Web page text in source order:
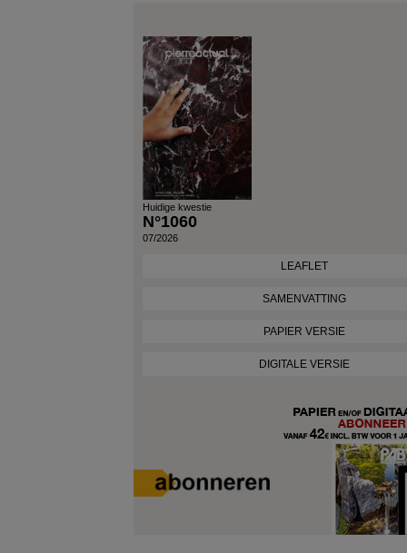
Huidige kwestie
N°1060
07/2026
LEAFLET
SAMENVATTING
PAPIER VERSIE
DIGITALE VERSIE